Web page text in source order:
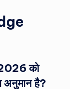
2026 को
अनुमान है?